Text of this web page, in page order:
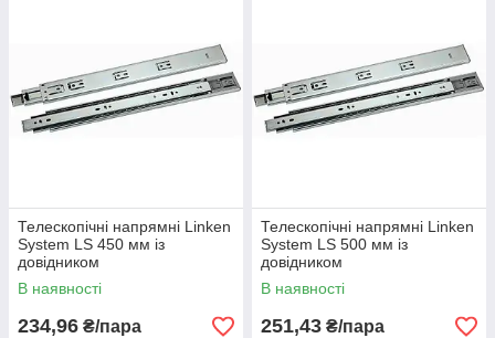
Телескопічні напрямні Linken
System LS 450 мм із
довідником
В наявності
234,96 ₴/пара
Телескопічні напрямні Linken
System LS 500 мм із
довідником
В наявності
251,43 ₴/пара